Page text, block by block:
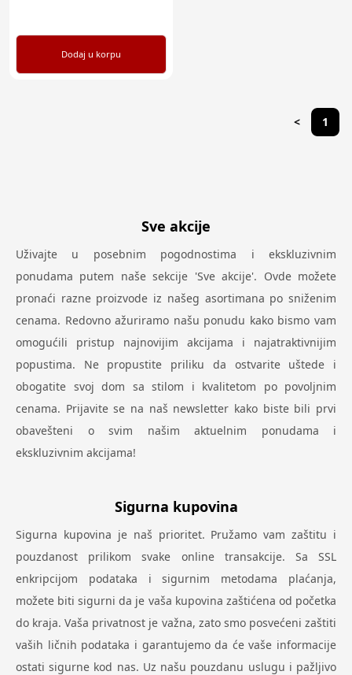
Dodaj u korpu
< 1
Sve akcije
Uživajte u posebnim pogodnostima i ekskluzivnim
ponudama putem naše sekcije 'Sve akcije'. Ovde možete
pronaći razne proizvode iz našeg asortimana po sniženim
cenama. Redovno ažuriramo našu ponudu kako bismo vam
omogućili pristup najnovijim akcijama i najatraktivnijim
popustima. Ne propustite priliku da ostvarite uštede i
obogatite svoj dom sa stilom i kvalitetom po povoljnim
cenama. Prijavite se na naš newsletter kako biste bili prvi
obavešteni o svim našim aktuelnim ponudama i
ekskluzivnim akcijama!
Sigurna kupovina
Sigurna kupovina je naš prioritet. Pružamo vam zaštitu i
pouzdanost prilikom svake online transakcije. Sa SSL
enkripcijom podataka i sigurnim metodama plaćanja,
možete biti sigurni da je vaša kupovina zaštićena od početka
do kraja. Vaša privatnost je važna, zato smo posvećeni zaštiti
vaših ličnih podataka i garantujemo da će vaše informacije
ostati sigurne kod nas. Uz našu pouzdanu uslugu i pažljivo